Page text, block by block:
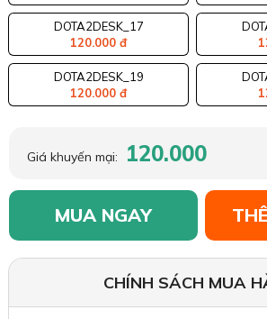
DOTA2DESK_17
120.000 đ
DOTA2DESK_19
120.000 đ
Giá khuyến mại: 120.000
MUA NGAY
CHÍNH SÁCH MUA